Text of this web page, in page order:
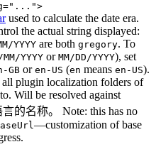
used to calculate the date era.
the actual string displayed:
YYYY are both gregory. To
MM/YYYY or MM/DD/YYYY), set
GB or en-US (en means en-US).
plugin localization folders of
Will be resolved against
的名称。 Note: this has no
—customization of base